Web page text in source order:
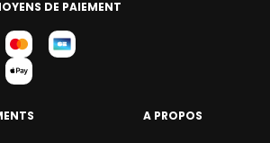
DE PAIEMENT
A PROPOS